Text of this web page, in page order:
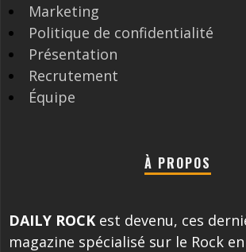
Marketing
Politique de confidentialité
Présentation
Recrutement
Équipe
À PROPOS
DAILY ROCK est devenu, ces
magazine spécialisé sur le Rock